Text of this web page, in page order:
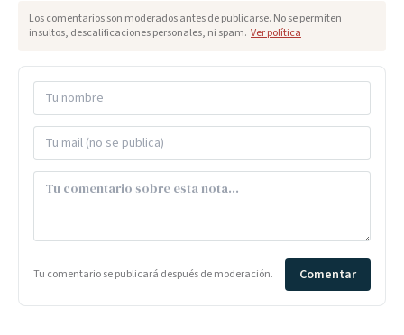
Los comentarios son moderados antes de publicarse. No se permiten
insultos, descalificaciones personales, ni spam. Ver política
Tu comentario se publicará después de moderación. Comentar